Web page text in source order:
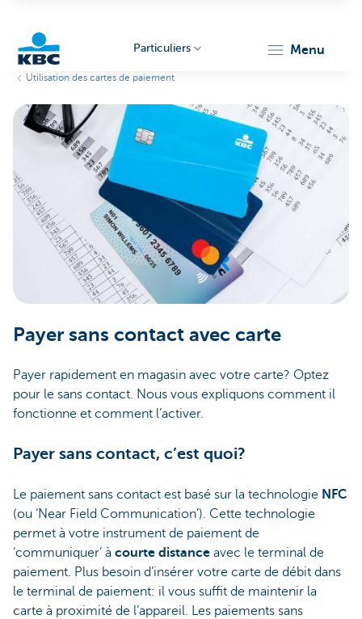
Particuliers menu
Utilisation des cartes de paiement
Payer sans contact avec carte
Payer rapidement en magasin avec votre carte? Optez
pour le sans contact. Nous vous expliquons comment il
fonctionne et comment l’activer.
Payer sans contact, c’est quoi?
Le paiement sans contact est basé sur la technologie NFC
(ou ‘Near Field Communication’). Cette technologie
permet à votre instrument de paiement de
‘communiquer’ à courte distance avec le terminal de
paiement. Plus besoin d’insérer votre carte de débit dans
le terminal de paiement: il vous suffit de maintenir la
carte à proximité de l’appareil. Les paiements sans